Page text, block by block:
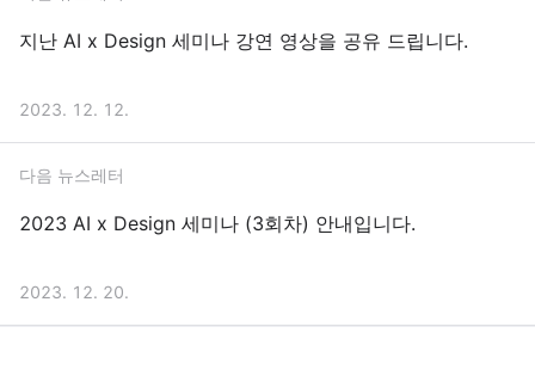
지난 AI x Design 세미나 강연 영상을 공유 드립니다.
2023. 12. 12.
다음 뉴스레터
2023 AI x Design 세미나 (3회차) 안내입니다.
2023. 12. 20.